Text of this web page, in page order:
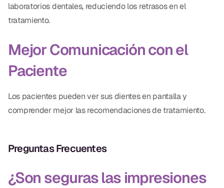
laboratorios dentales, reduciendo los retrasos en el
tratamiento.
Mejor Comunicación con el
Paciente
Los pacientes pueden ver sus dientes en pantalla y
comprender mejor las recomendaciones de tratamiento.
Preguntas Frecuentes
¿Son seguras las impresiones